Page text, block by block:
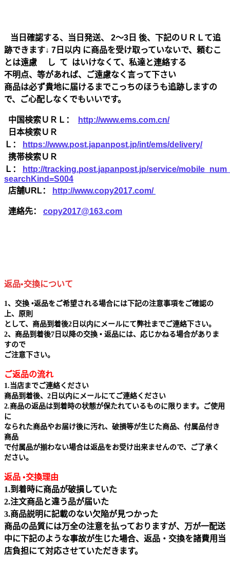
当日確認する、当日発送、 2～3日 後、下記のＵＲＬて追
跡できます↓ 7日以内 に商品を受け取っていないで、頼むこ
とは遠慮 し て はいけなくて、私達と連絡する
不明点、等があれば、ご遠慮なく言って下さい
商品は必ず貴地に届けるまでこっちのほうも追跡しますの
で、ご心配しなくでもいいです。
中国検索ＵＲＬ：
http://www.ems.com.cn/
日本検索ＵＲ
Ｌ：
https://www.post.japanpost.jp/int/ems/delivery/
携帯検索ＵＲ
Ｌ：
http://tracking.post.japanpost.jp/service/
searchKind=S004
店舗URL：
http://www.copy2017.com/
連絡先： copy2017@163.com
返品•交換について
1、交換 •返品をご希望される場合には下記の注意事項をご確認の
上、原則
として、商品到着後2日以内にメールにて弊社までご連絡下さい。
2、商品到着後7日以降の交換 • 返品には、応じかねる場合がありま
すので
ご注意下さい。
ご返品の流れ
1.当店までご連絡ください
商品到着後、2日以内にメールにてご連絡ください
2.商品の返品は到着時の状態が保たれているものに限ります。ご使用
に
なられた商品やお届け後に汚れ、破損等が生じた商品、付属品付き
商品
で付属品が揃わない場合は返品をお受け出来ませんので、ご了承く
ださい。
返品 •交換理由
1.到着時に商品が破損していた
2.注文商品と違う品が届いた
3.商品説明に記載のない欠陥が見つかった
商品の品質には万全の注意を払っておりますが、万が一配送
中に下記のような事故が生じた場合、返品・交換を諸費用当
店負担にて対応させていただきます。